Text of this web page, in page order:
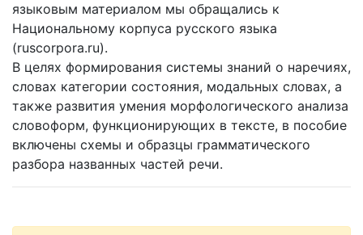
языковым материалом мы обращались к
Национальному корпуса русского языка
(ruscorpora.ru).
В целях формирования системы знаний о наречиях,
словах категории состояния, модальных словах, а
также развития умения морфологического анализа
словоформ, функционирующих в тексте, в пособие
включены схемы и образцы грамматического
разбора названных частей речи.